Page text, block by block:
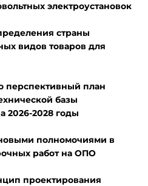
электроустановок
страны
видов товаров для
перспективный план
базы
2026-2028 годы
полномочиями в
работ на ОПО
проектирования